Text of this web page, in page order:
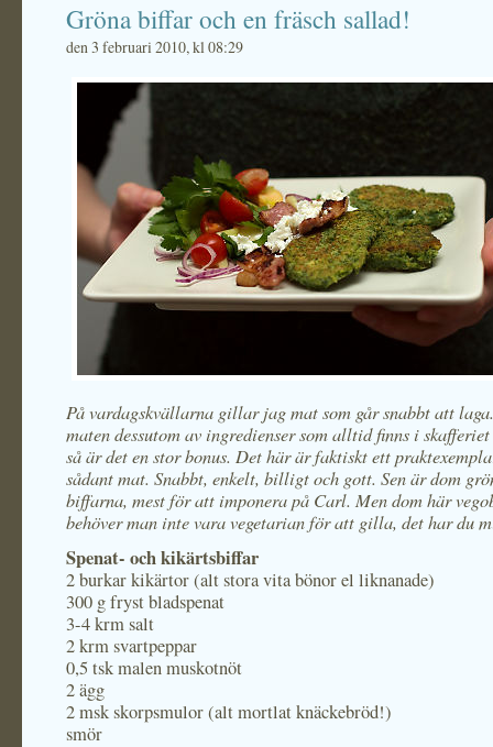
Gröna biffar och en fräsch sallad!
den 3 februari 2010, kl 08:29
På vardagskvällarna gillar jag mat som går snabbt att
maten dessutom av ingredienser som alltid finns i
så är det en stor bonus. Det här är faktiskt ett
sådant mat. Snabbt, enkelt, billigt och gott. Sen är dom
biffarna, mest för att imponera på Carl. Men dom här
behöver man inte vara vegetarian för att gilla, det har du
Spenat- och kikärtsbiffar
2 burkar kikärtor (alt stora vita bönor el liknanade)
300 g fryst bladspenat
3-4 krm salt
2 krm svartpeppar
0,5 tsk malen muskotnöt
2 ägg
2 msk skorpsmulor (alt mortlat knäckebröd!)
smör